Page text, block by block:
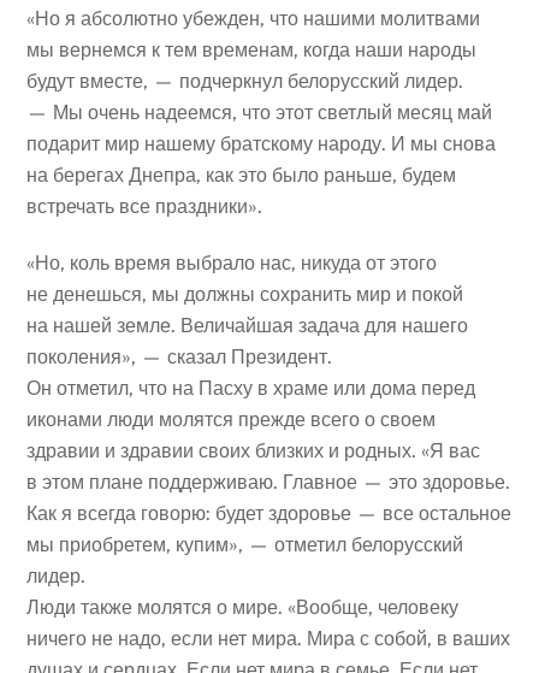
«Но я абсолютно убежден, что нашими молитвами
мы вернемся к тем временам, когда наши народы
будут вместе, — подчеркнул белорусский лидер.
— Мы очень надеемся, что этот светлый месяц май
подарит мир нашему братскому народу. И мы снова
на берегах Днепра, как это было раньше, будем
встречать все праздники».
«Но, коль время выбрало нас, никуда от этого
не денешься, мы должны сохранить мир и покой
на нашей земле. Величайшая задача для нашего
поколения», — сказал Президент.
Он отметил, что на Пасху в храме или дома перед
иконами люди молятся прежде всего о своем
здравии и здравии своих близких и родных. «Я вас
в этом плане поддерживаю. Главное — это здоровье.
Как я всегда говорю: будет здоровье — все остальное
мы приобретем, купим», — отметил белорусский
лидер.
Люди также молятся о мире. «Вообще, человеку
ничего не надо, если нет мира. Мира с собой, в ваших